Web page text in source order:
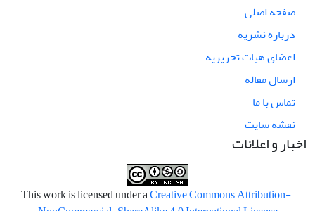
صفحه اصلی
درباره نشریه
اعضای هیات تحریریه
ارسال مقاله
تماس با ما
نقشه سایت
اخبار و اعلانات
.This work is licensed under a
Creative Commons Attribution-